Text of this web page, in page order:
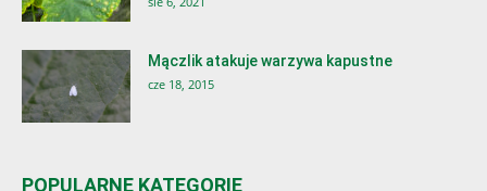
Mączlik atakuje warzywa kapustne
cze 18, 2015
POPULARNE KATEGORIE